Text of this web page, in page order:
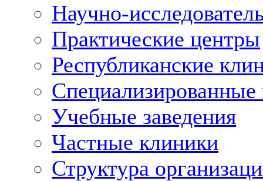
Научно-
Практические центры
Республиканские
Учебные заведения
Частные клиники
Структура